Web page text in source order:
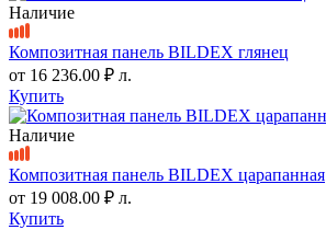
Наличие
Композитная панель BILDEX глянец
от 16 236.00 ₽ л.
Купить
Наличие
Композитная панель BILDEX царапанная
от 19 008.00 ₽ л.
Купить